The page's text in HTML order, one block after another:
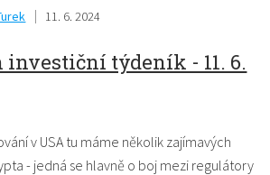
11. 6. 2024
investiční týdeník - 11. 6.
v USA tu máme několik zajímavých
- jedná se hlavně o boj mezi regulátory